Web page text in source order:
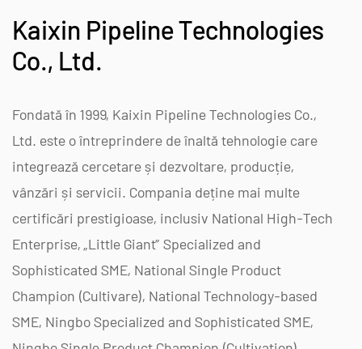
Kaixin Pipeline Technologies
Co., Ltd.
Fondată în 1999, Kaixin Pipeline Technologies Co.,
Ltd. este o întreprindere de înaltă tehnologie care
integrează cercetare și dezvoltare, producție,
vânzări și servicii. Compania deține mai multe
certificări prestigioase, inclusiv National High-Tech
Enterprise, „Little Giant” Specialized and
Sophisticated SME, National Single Product
Champion (Cultivare), National Technology-based
SME, Ningbo Specialized and Sophisticated SME,